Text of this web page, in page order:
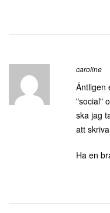
caroline
Äntligen
"social"
ska jag
att
Ha en